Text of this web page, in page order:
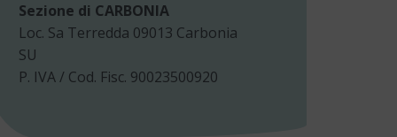
Sezione di CARBONIA
Loc. Sa Terredda 09013 Carbonia
SU
P. IVA / Cod. Fisc. 90023500920